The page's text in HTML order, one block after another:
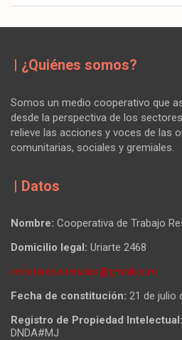
| ¿Quiénes somos?
Somos un medio cooperativo que
desde la perspectiva de los
relieve las acciones y voces de las
comunitarias, sociales y gremiales.
| Datos
Nombre: Cooperativa de Trabajo
Domicilio legal: Uriarte 2468
revistaresistencias@gmail.com
Fecha de constitución: 21 de julio
Registro de Propiedad Intelectual:
DNDA#MJ